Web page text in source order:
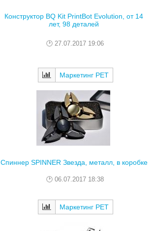
Конструктор BQ Kit PrintBot Evolution, от 14
лет, 98 деталей
27.07.2017 19:06
Маркетинг РЕТ
Спиннер SPINNER Звезда, металл, в коробке
06.07.2017 18:38
Маркетинг РЕТ